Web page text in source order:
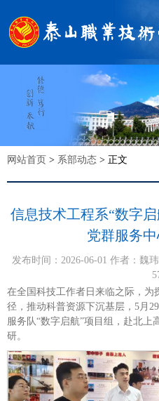
网站首页 > 系部动态 > 正文
信息技术工程系“数字
党群服务
发布时间：2026-06-01 作者：魏
在全国科技工作者日来临之际，为
径，推动科普资源下沉基层，5月
服务队“数字启航”项目组，赴北上
研。